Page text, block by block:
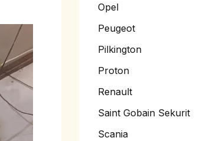
Opel
Peugeot
Pilkington
Proton
Renault
Saint Gobain Sekurit
Scania